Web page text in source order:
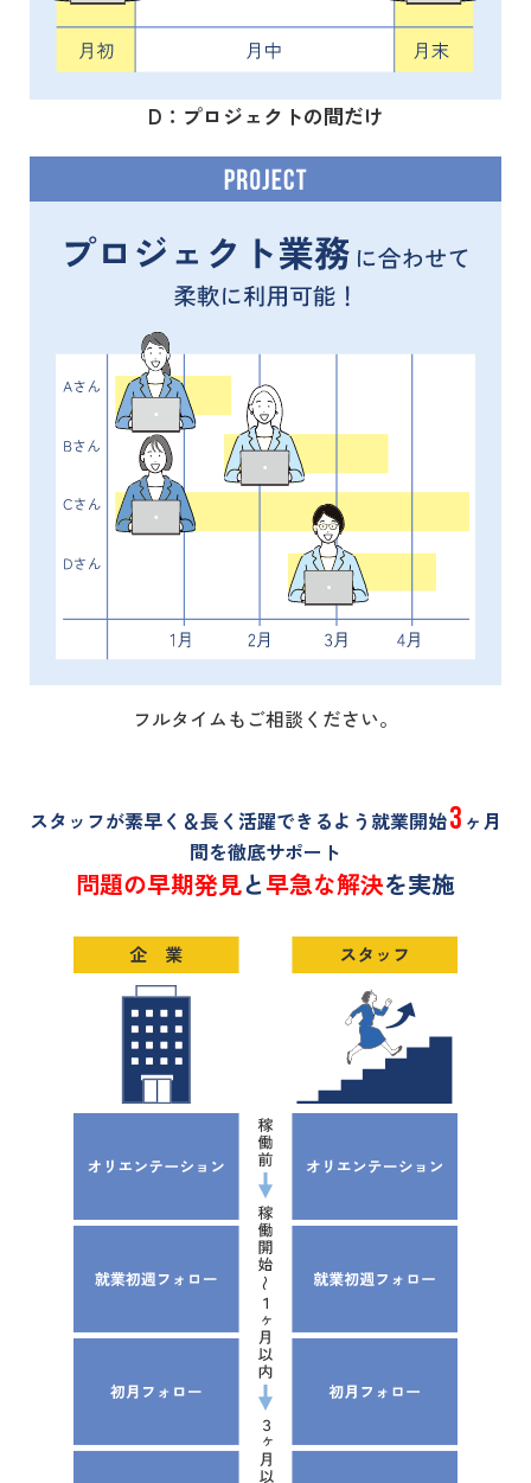
D：プロジェクトの間だけ
フルタイムもご相談ください。
スタッフが素早く＆長く活躍できるよう就業開始3 ヶ月
間を徹底サポート
問題の早期発見と早急な解決を実施